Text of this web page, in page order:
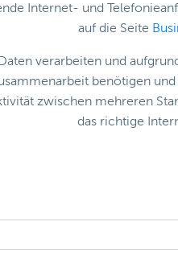
Internet- und
auf die Seite
verarbeiten und
benötigen
zwischen mehreren
das richtige